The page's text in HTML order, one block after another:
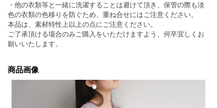
・他の衣類等と一緒に洗濯することは避けて頂き、保管の際も淡
色の衣類の色移りを防ぐため、重ね合せにはご注意ください。
本品は、素材特性上以上の点にご注意ください。
ご了承頂ける場合のみご購入をいただけますよう、何卒宜しくお
願いいたします。
商品画像